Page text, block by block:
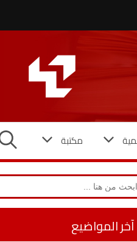
مكتبة
for:
آخر المواضيع